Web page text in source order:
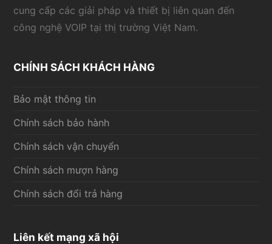
cung cấp các giải pháp và thiết bị liên quan đến
công nghệ VOIP tại thị trường Việt Nam.
CHÍNH SÁCH KHÁCH HÀNG
Bảo mật thông tin
Chính sách bảo hành
Chính sách vận chuyển
Chính sách mượn hàng
Chính sách đổi trả hàng
Liên kết mạng xã hội